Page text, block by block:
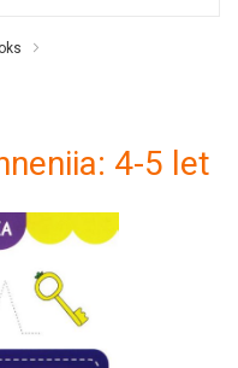
4-5 let